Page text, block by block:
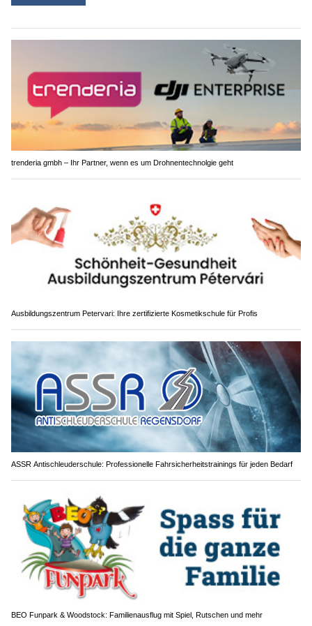
trenderia gmbh – Ihr Partner, wenn es um Drohnentechnolgie geht
Ausbildungszentrum Petervari: Ihre zertifizierte Kosmetikschule für Profis
ASSR Antischleuderschule: Professionelle Fahrsicherheitstrainings für jeden Bedarf
BEO Funpark & Woodstock: Familienausflug mit Spiel, Rutschen und mehr